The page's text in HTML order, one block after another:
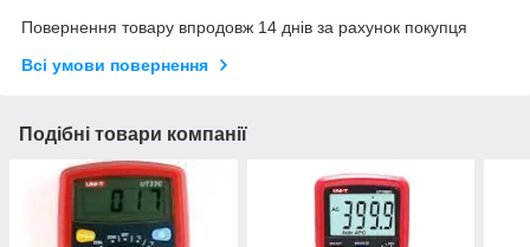
Повернення товару впродовж 14 днів за рахунок покупця
Всі умови повернення
Подібні товари компанії